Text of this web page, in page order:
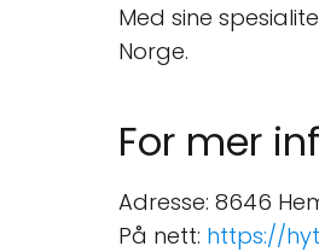
Med sine
Norge.
For mer
Adresse: 8646
På nett: https://